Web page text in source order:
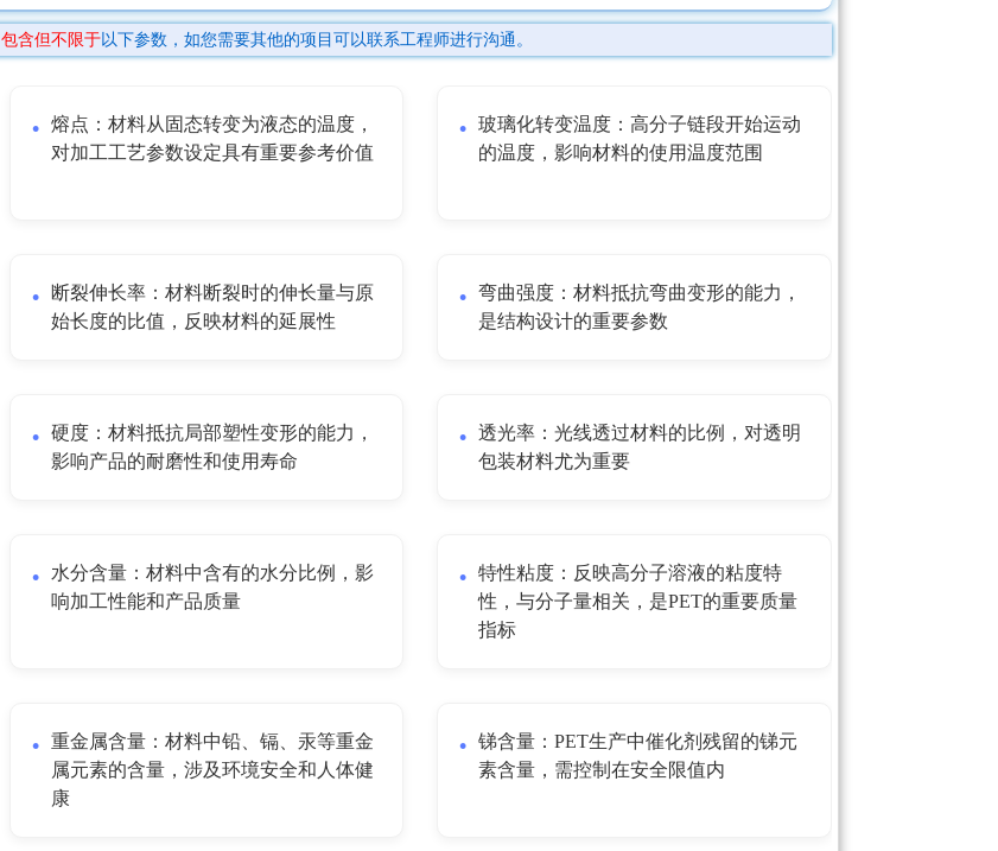
包含但不限于以下参数，如您需要其他的项目可以联系工程师进行沟通。
熔点：材料从固态转变为液态的温度，
对加工工艺参数设定具有重要参考价值
玻璃化转变温度：高分子链段开始运动
的温度，影响材料的使用温度范围
断裂伸长率：材料断裂时的伸长量与原
始长度的比值，反映材料的延展性
弯曲强度：材料抵抗弯曲变形的能力，
是结构设计的重要参数
硬度：材料抵抗局部塑性变形的能力，
影响产品的耐磨性和使用寿命
透光率：光线透过材料的比例，对透明
包装材料尤为重要
水分含量：材料中含有的水分比例，影
响加工性能和产品质量
特性粘度：反映高分子溶液的粘度特
性，与分子量相关，是PET的重要质量
指标
重金属含量：材料中铅、镉、汞等重金
属元素的含量，涉及环境安全和人体健
康
锑含量：PET生产中催化剂残留的锑元
素含量，需控制在安全限值内